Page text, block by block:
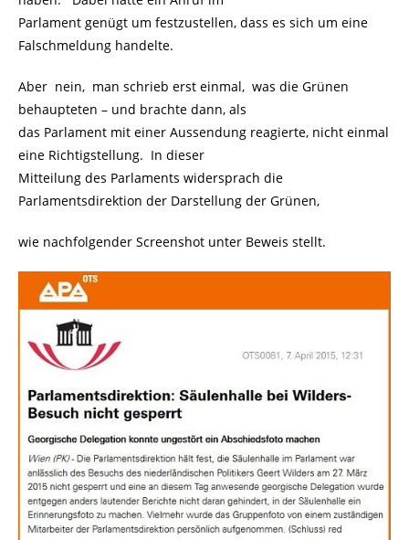
Parlament genügt um festzustellen, dass es sich um eine
Falschmeldung handelte.
Aber nein, man schrieb erst einmal, was die Grünen
behaupteten – und brachte dann, als
das Parlament mit einer Aussendung reagierte, nicht einmal
eine Richtigstellung. In dieser
Mitteilung des Parlaments widersprach die
Parlamentsdirektion der Darstellung der Grünen,
wie nachfolgender Screenshot unter Beweis stellt.